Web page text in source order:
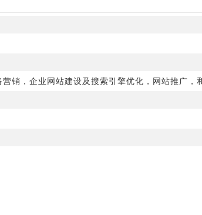
销，企业网站建设及搜索引擎优化，网站推广，